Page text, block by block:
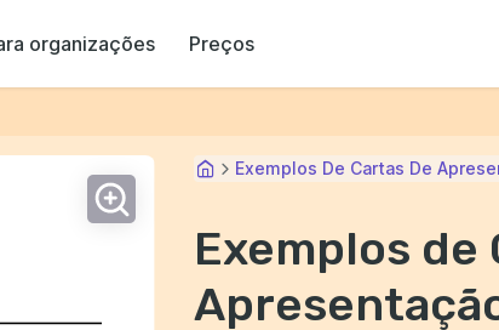
organizações Preços
Exemplos De Cartas De
Exemplos de